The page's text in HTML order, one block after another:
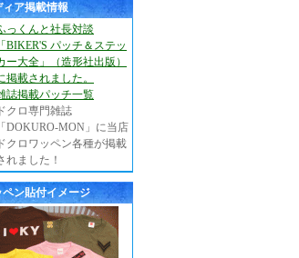
ィア掲載情報
っくんと社長対談
「BIKER'S パッチ＆ステッ
ー大全」（造形社出版）
掲載されました。
誌掲載パッチ一覧
ドクロ専門雑誌
「DOKURO-MON」に当店
ドクロワッペン各種が掲載
れました！
ペン貼付イメージ